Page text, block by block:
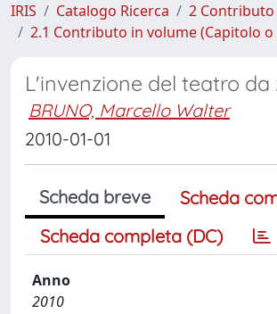
IRIS Catalogo Ricerca
2
2.1 Contributo in volume (Capitolo o
L'invenzione del teatro da
BRUNO, Marcello Walter
2010-01-01
Scheda breve
Scheda
Scheda completa (DC)
Anno
2010